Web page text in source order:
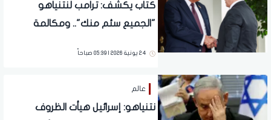
كتاب يكشف: ترامب لنتنياهو
"الجميع سئم منك".. ومكالمة
24 يونية 2026 | 05:39 صباحاً
عالم
نتنياهو: إسرائيل هيأت الظروف